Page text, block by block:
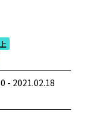
- 2021.02.18